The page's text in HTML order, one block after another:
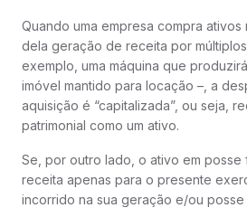
Quando uma empresa compra
dela geração de receita por
exemplo, uma máquina que
imóvel mantido para locação –, a
aquisição é “capitalizada”, ou seja,
patrimonial como um ativo.
Se, por outro lado, o ativo em posse
receita apenas para o presente
incorrido na sua geração e/ou